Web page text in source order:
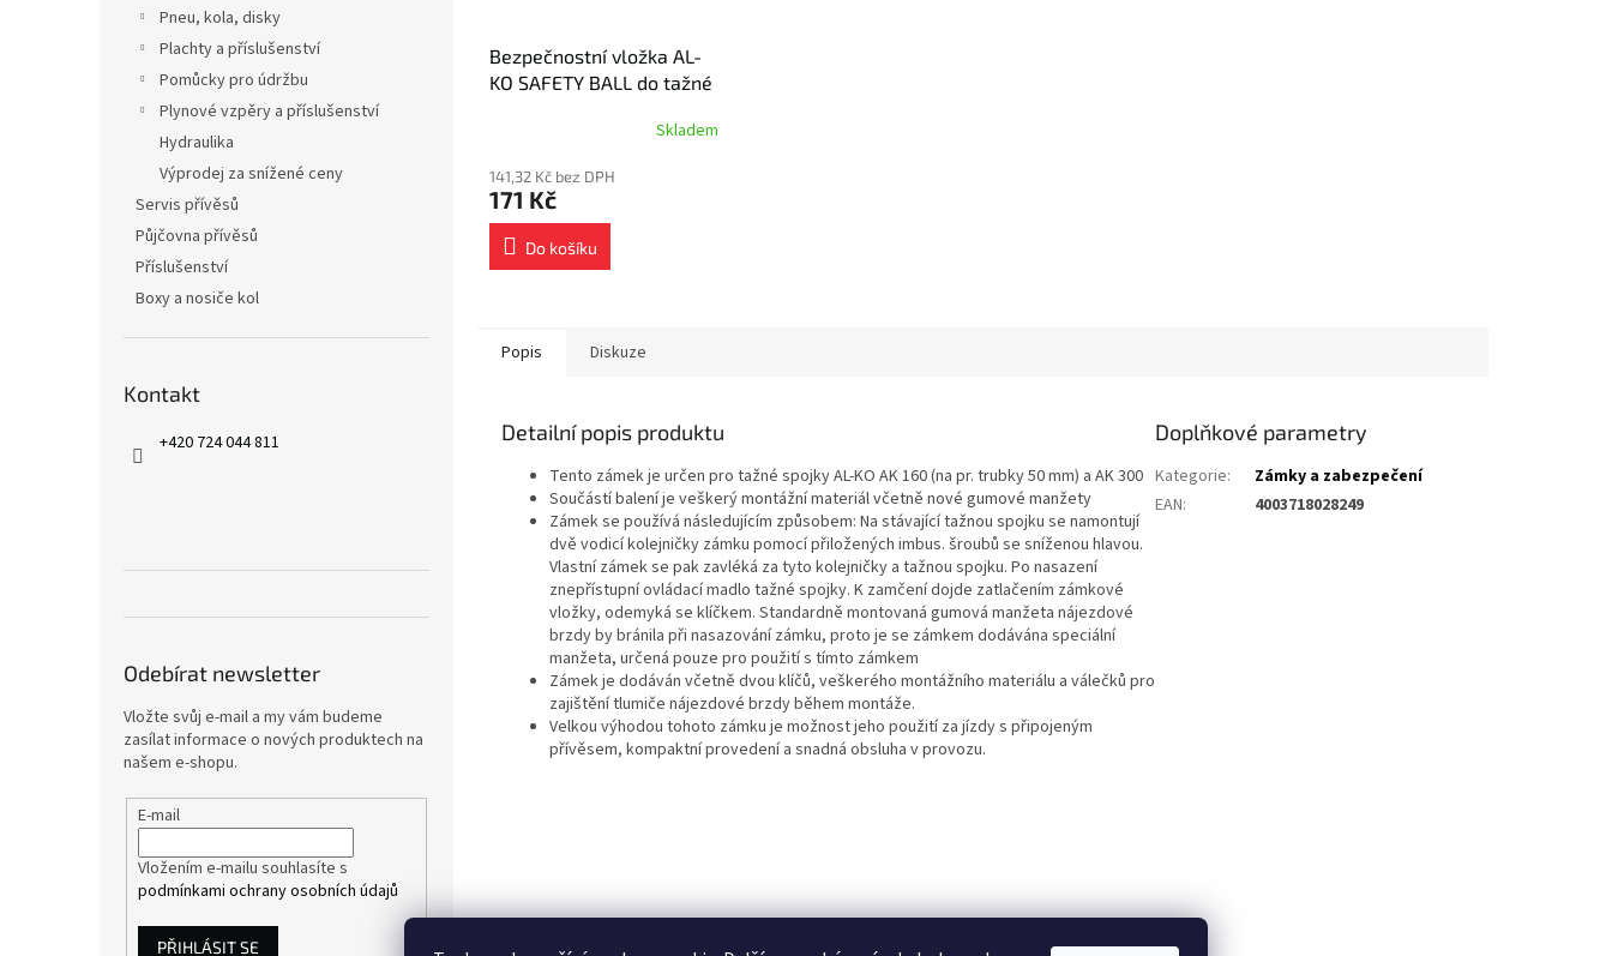
Pneu, kola, disky
Plachty a příslušenství
Pomůcky pro údržbu
Plynové vzpěry a příslušenství
Hydraulika
Výprodej za snížené ceny
Servis přívěsů
Půjčovna přívěsů
Příslušenství
Boxy a nosiče kol
Kontakt
+420 724 044 811
Odebírat newsletter
Vložte svůj e-mail a my vám budeme
zasílat informace o nových produktech na
našem e-shopu.
E-mail
Vložením e-mailu souhlasíte s
podmínkami ochrany osobních údajů
PŘIHLÁSIT SE
Bezpečnostní vložka AL-
KO SAFETY BALL do tažné
Skladem
141,32 Kč bez DPH
171 Kč
Do košíku
Popis Diskuze
Detailní popis produktu
Tento zámek je určen pro tažné spojky AL-KO AK 160 (na pr. trubky 50 mm) a AK 300
Součástí balení je veškerý montážní materiál včetně nové gumové manžety
Zámek se používá následujícím způsobem: Na stávající tažnou spojku se namontují
dvě vodicí kolejničky zámku pomocí přiložených imbus. šroubů se sníženou hlavou.
Vlastní zámek se pak zavléká za tyto kolejničky a tažnou spojku. Po nasazení
znepřístupní ovládací madlo tažné spojky. K zamčení dojde zatlačením zámkové
vložky, odemyká se klíčkem. Standardně montovaná gumová manžeta nájezdové
brzdy by bránila při nasazování zámku, proto je se zámkem dodávána speciální
manžeta, určená pouze pro použití s tímto zámkem
Zámek je dodáván včetně dvou klíčů, veškerého montážního materiálu a válečků pro
zajištění tlumiče nájezdové brzdy během montáže.
Velkou výhodou tohoto zámku je možnost jeho použití za jízdy s připojeným
přívěsem, kompaktní provedení a snadná obsluha v provozu.
Doplňkové parametry
Kategorie:
Zámky a zabezpečení
EAN: 4003718028249